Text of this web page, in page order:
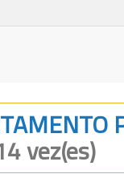
vez(es)